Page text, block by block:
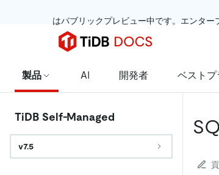
はパブリックプレビュー中です。エンタ
製品 AI 開発者 ベストプ
TiDB Self-Managed
v7.5